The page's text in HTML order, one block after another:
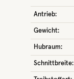
Antrieb:
Gewicht:
Hubraum:
Schnittbreite: